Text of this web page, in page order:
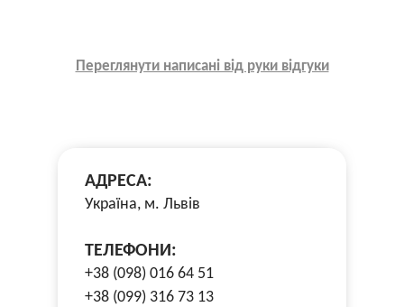
Переглянути написані від руки відгуки
АДРЕСА:
Україна, м. Львів
ТЕЛЕФОНИ:
+38 (098) 016 64 51
+38 (099) 316 73 13